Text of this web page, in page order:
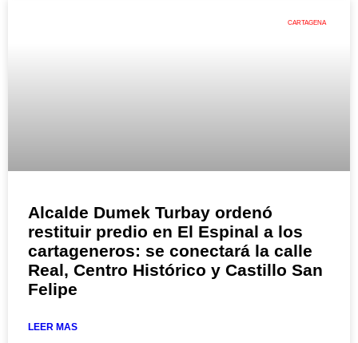
CARTAGENA
Alcalde Dumek Turbay ordenó
restituir predio en El Espinal a los
cartageneros: se conectará la calle
Real, Centro Histórico y Castillo San
Felipe
LEER MAS